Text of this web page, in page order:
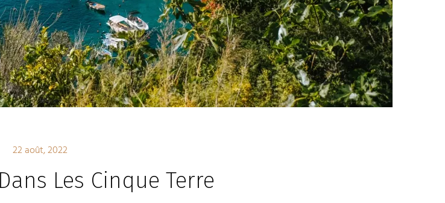
22 août, 2022
Les Cinque Terre